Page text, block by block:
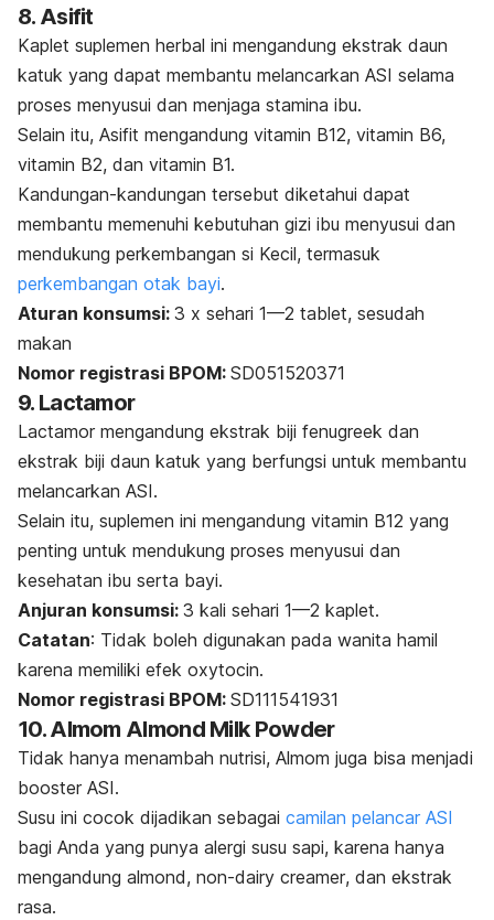
8. Asifit
Kaplet suplemen herbal ini mengandung ekstrak daun
katuk yang dapat membantu melancarkan ASI selama
proses menyusui dan menjaga stamina ibu.
Selain itu, Asifit mengandung vitamin B12, vitamin B6,
vitamin B2, dan vitamin B1.
Kandungan-kandungan tersebut diketahui dapat
membantu memenuhi kebutuhan gizi ibu menyusui dan
mendukung perkembangan si Kecil, termasuk
perkembangan otak bayi.
Aturan konsumsi: 3 x sehari 1—2 tablet, sesudah
makan
Nomor registrasi BPOM: SD051520371
9. Lactamor
Lactamor mengandung ekstrak biji fenugreek dan
ekstrak biji daun katuk yang berfungsi untuk membantu
melancarkan ASI.
Selain itu, suplemen ini mengandung vitamin B12 yang
penting untuk mendukung proses menyusui dan
kesehatan ibu serta bayi.
Anjuran konsumsi: 3 kali sehari 1—2 kaplet.
Catatan: Tidak boleh digunakan pada wanita hamil
karena memiliki efek oxytocin.
Nomor registrasi BPOM: SD111541931
10. Almom Almond Milk Powder
Tidak hanya menambah nutrisi, Almom juga bisa menjadi
booster ASI.
Susu ini cocok dijadikan sebagai camilan pelancar ASI
bagi Anda yang punya alergi susu sapi, karena hanya
mengandung almond, non-dairy creamer, dan ekstrak
rasa.